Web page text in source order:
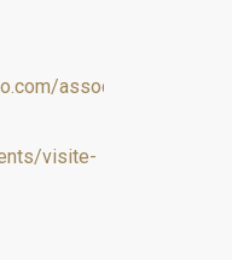
associations/
visite-